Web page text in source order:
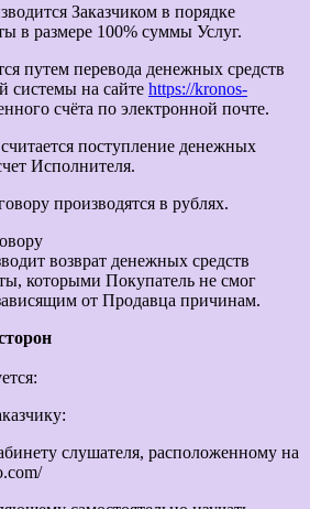
Заказчиком в порядке
в размере 100% суммы Услуг.
путем перевода денежных средств
системы на сайте https://kronos-
счёта по электронной почте.
поступление денежных
Исполнителя.
производятся в рублях.
возврат денежных средств
которыми Покупатель не смог
от Продавца причинам.
слушателя, расположенному на